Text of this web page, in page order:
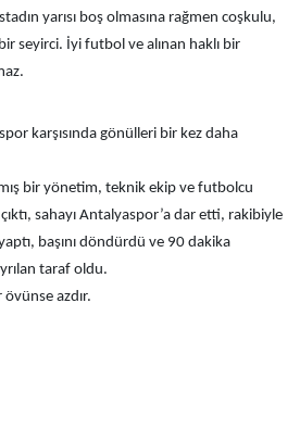
yarısı boş olmasına rağmen coşkulu,
seyirci. İyi futbol ve alınan haklı bir
karşısında gönülleri bir kez daha
bir yönetim, teknik ekip ve futbolcu
sahayı Antalyaspor’a dar etti, rakibiyle
başını döndürdü ve 90 dakika
taraf oldu.
azdır.